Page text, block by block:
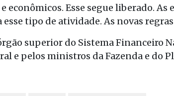
econômicos. Esse segue liberado. As
esse tipo de atividade. As novas
superior do Sistema Financeiro
e pelos ministros da Fazenda e do